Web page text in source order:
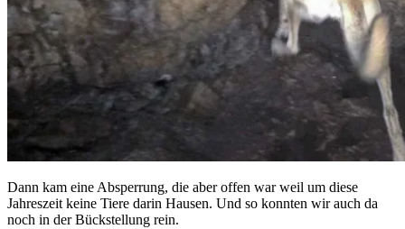
Dann kam eine Absperrung, die aber offen war weil um diese
Jahreszeit keine Tiere darin Hausen. Und so konnten wir auch da
noch in der Bückstellung rein.